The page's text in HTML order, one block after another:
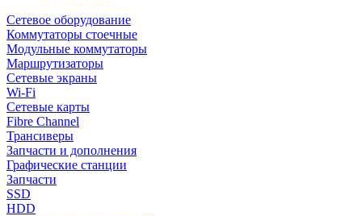
Сетевое оборудование
Коммутаторы стоечные
Модульные коммутаторы
Маршрутизаторы
Сетевые экраны
Wi-Fi
Сетевые карты
Fibre Channel
Трансиверы
Запчасти и дополнения
Графические станции
Запчасти
SSD
HDD